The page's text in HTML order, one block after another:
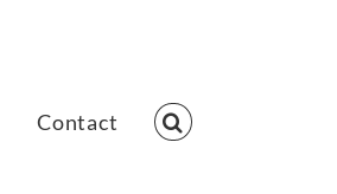
Contact